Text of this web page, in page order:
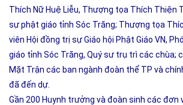
Thích Nữ Huệ Liễu, Thượng tọa Thích Thiện
sự phật giáo tỉnh Sóc Trăng; Thượng tọa
viên Hội đồng trị sự Giáo hội Phật Giáo VN,
giáo tỉnh Sóc Trăng, Quý sư trụ trì các chùa;
Mặt Trận các ban ngành đoàn thể TP và
đã đến dự.
Gần 200 Huynh trưởng và đoàn sinh các đơn